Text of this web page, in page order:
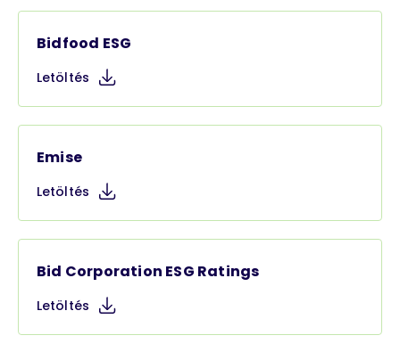
Bidfood ESG
Letöltés
Emise
Letöltés
Bid Corporation ESG Ratings
Letöltés